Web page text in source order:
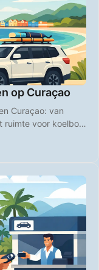
op Curaçao
Curaçao: van
ruimte voor koelbox,